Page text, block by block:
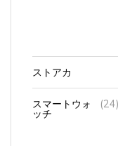
スマートウォ
ッチ
(24)